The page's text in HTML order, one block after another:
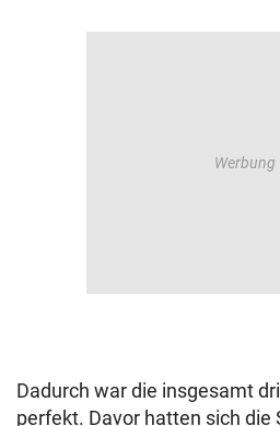
Dadurch war die insgesamt
perfekt. Davor hatten sich die